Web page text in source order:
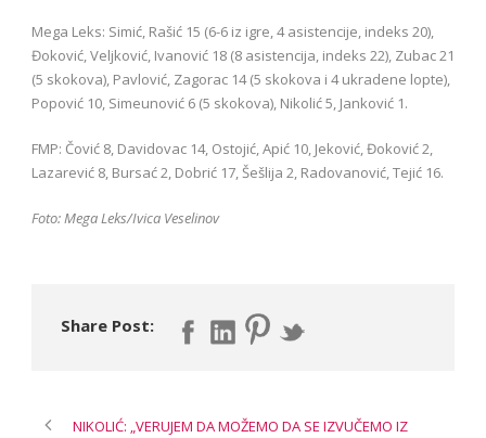
Mega Leks: Simić, Rašić 15 (6-6 iz igre, 4 asistencije, indeks 20),
Đoković, Veljković, Ivanović 18 (8 asistencija, indeks 22), Zubac 21
(5 skokova), Pavlović, Zagorac 14 (5 skokova i 4 ukradene lopte),
Popović 10, Simeunović 6 (5 skokova), Nikolić 5, Janković 1.
FMP: Čović 8, Davidovac 14, Ostojić, Apić 10, Jeković, Đoković 2,
Lazarević 8, Bursać 2, Dobrić 17, Šešlija 2, Radovanović, Tejić 16.
Foto: Mega Leks/Ivica Veselinov
Share Post:
NIKOLIĆ: „VERUJEM DA MOŽEMO DA SE IZVUČEMO IZ